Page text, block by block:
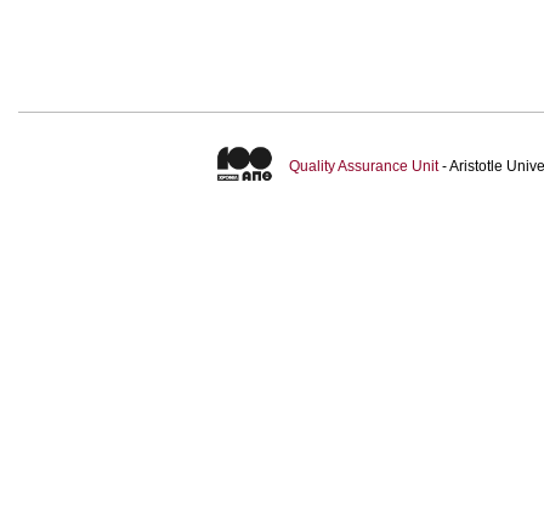
Quality Assurance Unit- Aristotle